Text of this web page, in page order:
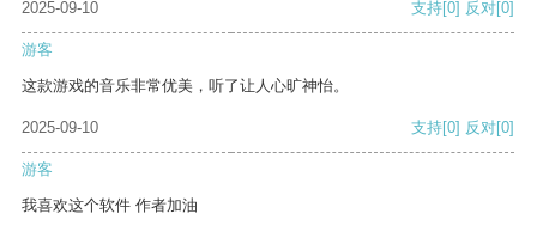
2025-09-10
支持[0] 反对[0]
游客
这款游戏的音乐非常优美，听了让人心旷神怡。
2025-09-10 支持[0] 反对[0]
游客
我喜欢这个软件 作者加油